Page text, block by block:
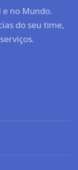
e no Mundo.
do seu time,